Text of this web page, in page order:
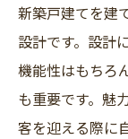
新築戸建てを建
設計です。設計
機能性はもちろ
も重要です。魅
客を迎える際に